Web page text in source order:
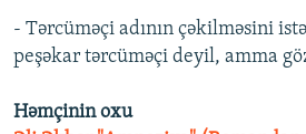
- Tərcüməçi adının çəkilməsini
peşəkar tərcüməçi deyil, amma
Həmçinin oxu